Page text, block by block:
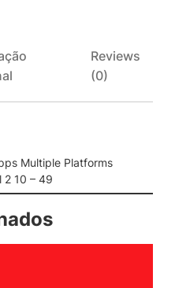
Reviews
(0)
Multiple Platforms
2 10 – 49